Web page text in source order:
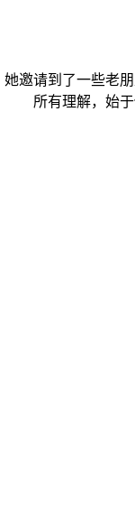
了一些老朋友
解，始于倾